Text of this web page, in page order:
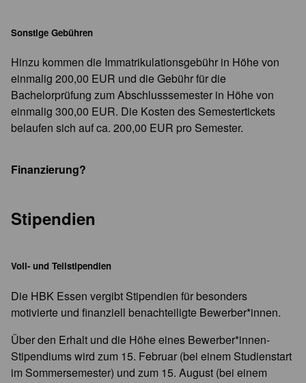
Sonstige Gebühren
Hinzu kommen die Immatrikulationsgebühr in Höhe von
einmalig 200,00 EUR und die Gebühr für die
Bachelorprüfung zum Abschlusssemester in Höhe von
einmalig 300,00 EUR. Die Kosten des Semestertickets
belaufen sich auf ca. 200,00 EUR pro Semester.
Finanzierung?
Stipendien
Voll- und Teilstipendien
Die HBK Essen vergibt Stipendien für besonders
motivierte und finanziell benachteiligte Bewerber*innen.
Über den Erhalt und die Höhe eines Bewerber*innen-
Stipendiums wird zum 15. Februar (bei einem Studienstart
im Sommersemester) und zum 15. August (bei einem